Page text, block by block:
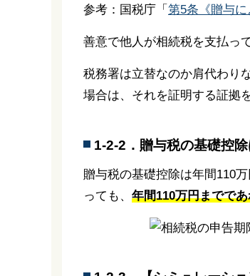
参考：国税庁「 第5条《贈与
善意で他人が相続税を支払っ
税務署は立替なのか肩代わり
場合は、それを証明する証拠
1-2-2．贈与税の基礎控
贈与税の基礎控除は年間110
っても、 年間110万円までで